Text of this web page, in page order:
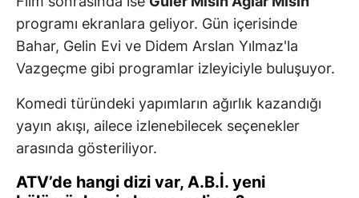
programı ekranlara geliyor. Gün içerisinde
Bahar, Gelin Evi ve Didem Arslan Yılmaz'la
Vazgeçme gibi programlar izleyiciyle buluşuyor.
Komedi türündeki yapımların ağırlık kazandığı
yayın akışı, ailece izlenebilecek seçenekler
arasında gösteriliyor.
ATV’de hangi dizi var, A.B.İ. yeni